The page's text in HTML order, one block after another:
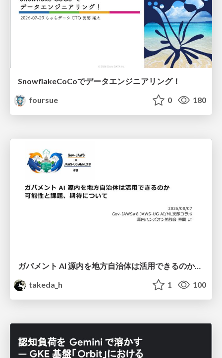
SnowflakeCoCoでデータエンジニアリング！
foursue
0 180
ガバメント AI 源内を地方自治体は活用できるのか 可能性と課題、期待について
takeda_h
1 100